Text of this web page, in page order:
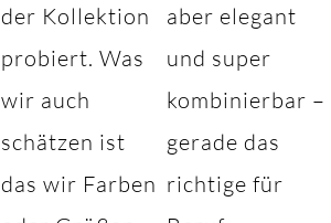
der Kollektion
probiert. Was
wir auch
schätzen ist
das wir Farben
aber elegant
und super
kombinierbar –
gerade das
richtige für